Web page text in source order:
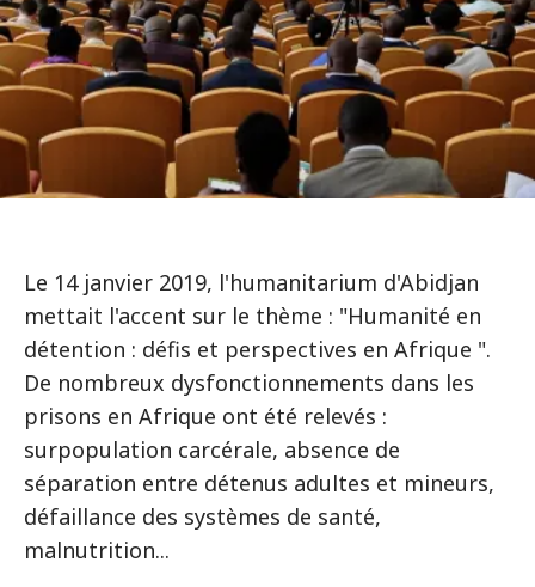
Le 14 janvier 2019, l'humanitarium d'Abidjan
mettait l'accent sur le thème : "Humanité en
détention : défis et perspectives en Afrique ".
De nombreux dysfonctionnements dans les
prisons en Afrique ont été relevés :
surpopulation carcérale, absence de
séparation entre détenus adultes et mineurs,
défaillance des systèmes de santé,
malnutrition...